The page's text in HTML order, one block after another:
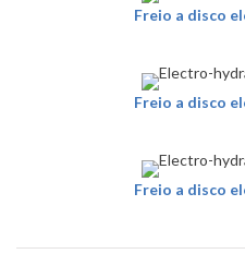
Freio a disco
Freio a disco
Freio a disco